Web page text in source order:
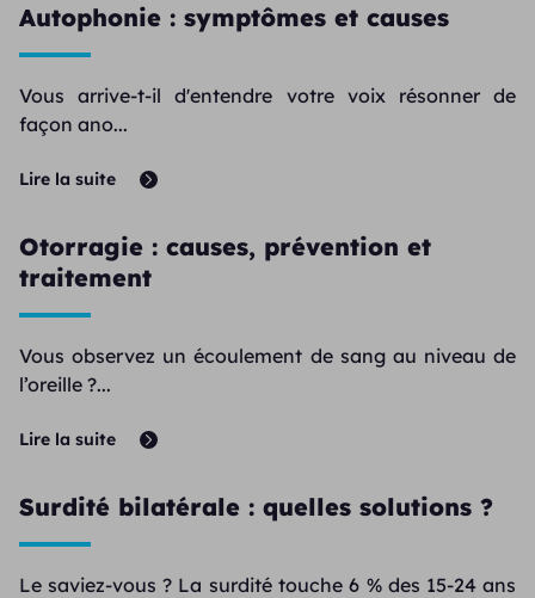
Autophonie : symptômes et causes
Vous arrive-t-il d'entendre votre voix résonner de
façon ano...
Lire la suite
Otorragie : causes, prévention et
traitement
Vous observez un écoulement de sang au niveau de
l’oreille ?...
Lire la suite
Surdité bilatérale : quelles solutions ?
Le saviez-vous ? La surdité touche 6 % des 15-24 ans